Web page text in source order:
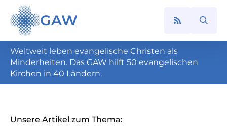
GAW
Search
Weltweit leben evangelische Christen als
Minderheiten. Das GAW hilft 50 evangelischen
Kirchen in 40 Ländern.
Unsere Artikel zum Thema: